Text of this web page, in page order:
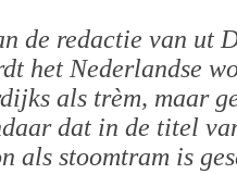
de redactie van ut
het Nederlandse
als trèm, maar
dat in de titel
als stoomtram is